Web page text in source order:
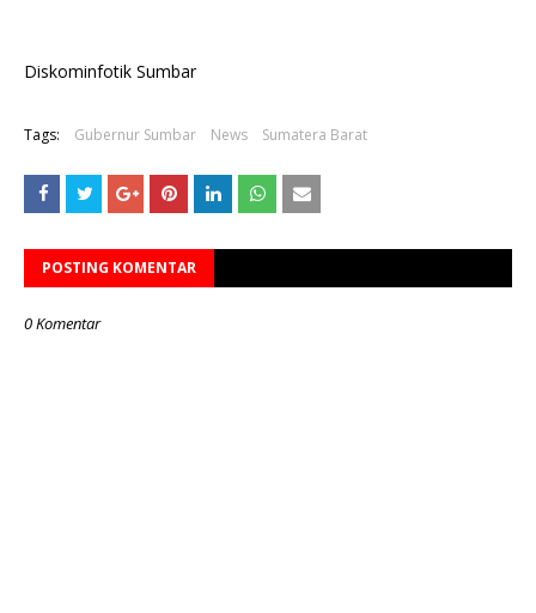
Diskominfotik Sumbar
Tags: Gubernur Sumbar News Sumatera Barat
POSTING KOMENTAR
0 Komentar